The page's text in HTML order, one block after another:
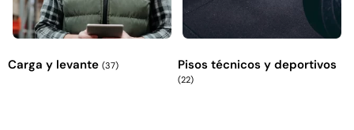
Carga y levante (37) Pisos técnicos y deportivos
(22)